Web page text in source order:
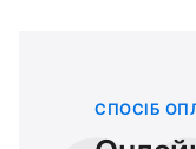
СПОСІБ